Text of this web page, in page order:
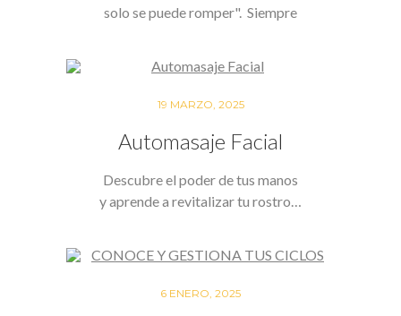
solo se puede romper". Siempre
19 MARZO, 2025
Automasaje Facial
Descubre el poder de tus manos
y aprende a revitalizar tu rostro…
6 ENERO, 2025